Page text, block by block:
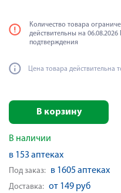
Количество товара
действительны на
подтверждения
Цена товара действительна
В корзину
В наличии
в 153 аптеках
Под заказ: в 1605 аптеках
Доставка: от 149 руб